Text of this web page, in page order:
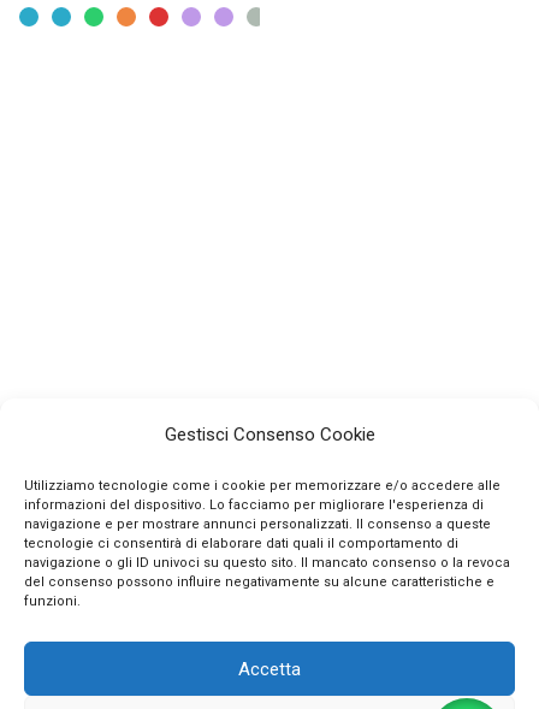
Gestisci Consenso Cookie
Utilizziamo tecnologie come i cookie per memorizzare e/o accedere alle
informazioni del dispositivo. Lo facciamo per migliorare l'esperienza di
navigazione e per mostrare annunci personalizzati. Il consenso a queste
tecnologie ci consentirà di elaborare dati quali il comportamento di
navigazione o gli ID univoci su questo sito. Il mancato consenso o la revoca
del consenso possono influire negativamente su alcune caratteristiche e
funzioni.
Accetta
INFO
SEGUICI SUI SOCIAL